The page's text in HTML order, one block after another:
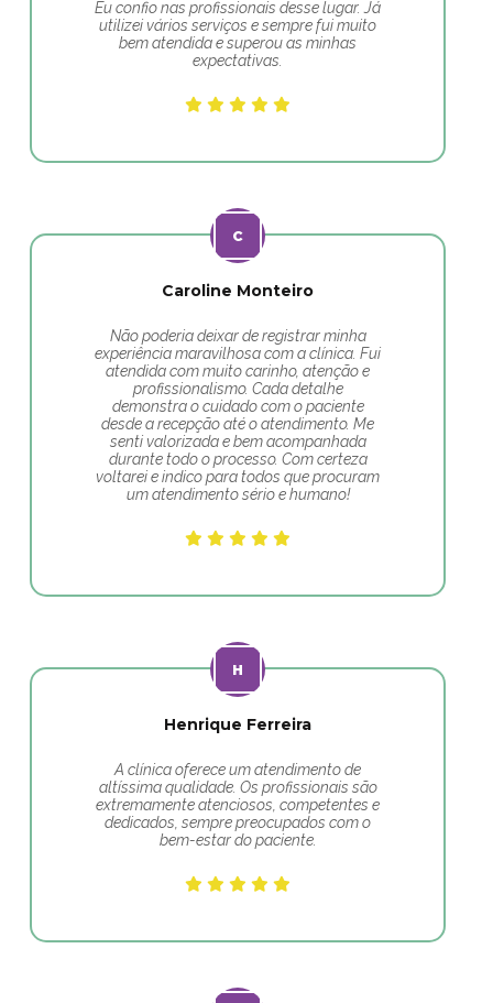
Eu confio nas profissionais desse lugar. Já
utilizei vários serviços e sempre fui muito
bem atendida e superou as minhas
expectativas.
Caroline Monteiro
Não poderia deixar de registrar minha
experiência maravilhosa com a clínica. Fui
atendida com muito carinho, atenção e
profissionalismo. Cada detalhe
demonstra o cuidado com o paciente
desde a recepção até o atendimento. Me
senti valorizada e bem acompanhada
durante todo o processo. Com certeza
voltarei e indico para todos que procuram
um atendimento sério e humano!
Henrique Ferreira
A clínica oferece um atendimento de
altíssima qualidade. Os profissionais são
extremamente atenciosos, competentes e
dedicados, sempre preocupados com o
bem-estar do paciente.